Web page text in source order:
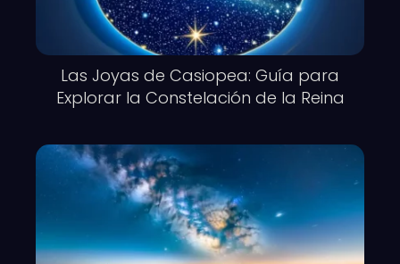
Las Joyas de Casiopea: Guía para
Explorar la Constelación de la Reina